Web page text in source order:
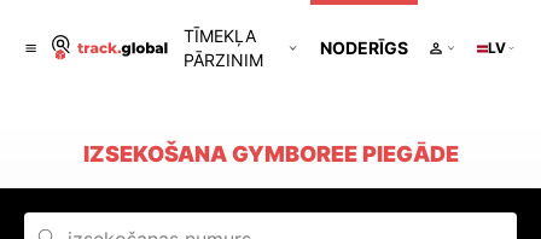
TĪMEKĻA
PĀRZINIM
NODERĪGS LV
IZSEKOŠANA GYMBOREE PIEGĀDE